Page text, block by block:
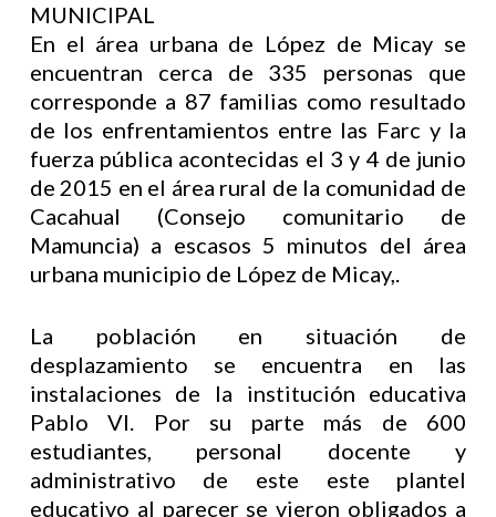
MUNICIPAL
En el área urbana de López de Micay se
encuentran cerca de 335 personas que
corresponde a 87 familias como resultado
de los enfrentamientos entre las Farc y la
fuerza pública acontecidas el 3 y 4 de junio
de 2015 en el área rural de la comunidad de
Cacahual (Consejo comunitario de
Mamuncia) a escasos 5 minutos del área
urbana municipio de López de Micay,.
La población en situación de
desplazamiento se encuentra en las
instalaciones de la institución educativa
Pablo VI. Por su parte más de 600
estudiantes, personal docente y
administrativo de este este plantel
educativo al parecer se vieron obligados a